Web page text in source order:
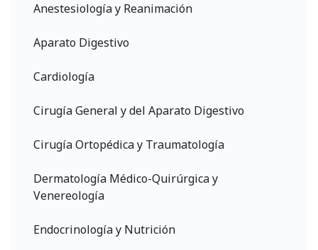
Anestesiología y Reanimación
Aparato Digestivo
Cardiología
Cirugía General y del Aparato Digestivo
Cirugía Ortopédica y Traumatología
Dermatología Médico-Quirúrgica y
Venereología
Endocrinología y Nutrición